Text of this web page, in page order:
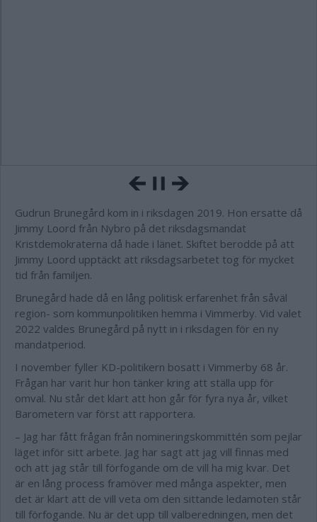
Gudrun Brunegård kom in i riksdagen 2019. Hon ersatte då
Jimmy Loord från Nybro på det riksdagsmandat
Kristdemokraterna då hade i länet. Skiftet berodde på att
Jimmy Loord upptäckt att riksdagsarbetet tog för mycket
tid från familjen.
Brunegård hade då en lång politisk erfarenhet från såväl
region- som kommunpolitiken hemma i Vimmerby. Vid valet
2022 valdes Brunegård på nytt in i riksdagen för en ny
mandatperiod.
I november fyller KD-politikern bosatt i Vimmerby 68 år.
Frågan har varit hur hon tänker kring att ställa upp för
omval. Nu står det klart att hon går för fyra nya år, vilket
Barometern var först att rapportera.
– Jag har fått frågan från nomineringskommittén som pejlar
läget inför sitt arbete. Jag har sagt att jag vill finnas med
och att jag står till förfogande om de vill ha mig kvar. Det
är en lång process framöver med många aspekter, men
det är klart att de vill veta om den sittande ledamoten står
till förfogande. Nu är det upp till valberedningen, men det